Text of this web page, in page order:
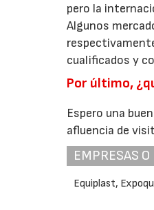
pero la
Algunos
cualificados y
Por último,
Espero una
afluencia de
EMPRESAS
Equiplast,